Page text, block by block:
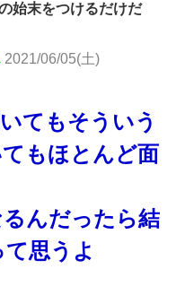
始末をつけるだけだ
2021/06/05(土)
てもそういう
もほとんど面
んだったら結
思うよ